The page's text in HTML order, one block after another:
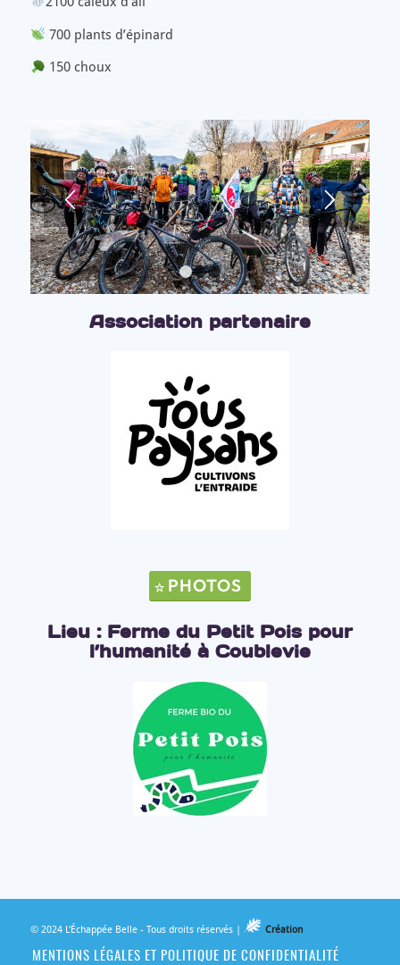
700 plants d’épinard
150 choux
1 2 3
Association partenaire
PHOTOS
Lieu : Ferme du Petit Pois pour
l’humanité à Coublevie
© 2024 L'Échappée Belle - Tous droits réservés | Création
MENTIONS LÉGALES ET POLITIQUE DE CONFIDENTIALITÉ